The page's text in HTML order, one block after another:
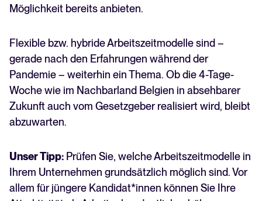
Möglichkeit bereits anbieten.
Flexible bzw. hybride Arbeitszeitmodelle sind –
gerade nach den Erfahrungen während der
Pandemie – weiterhin ein Thema. Ob die 4-Tage-
Woche wie im Nachbarland Belgien in absehbarer
Zukunft auch vom Gesetzgeber realisiert wird, bleibt
abzuwarten.
Unser Tipp: Prüfen Sie, welche Arbeitszeitmodelle in
Ihrem Unternehmen grundsätzlich möglich sind. Vor
allem für jüngere Kandidat*innen können Sie Ihre